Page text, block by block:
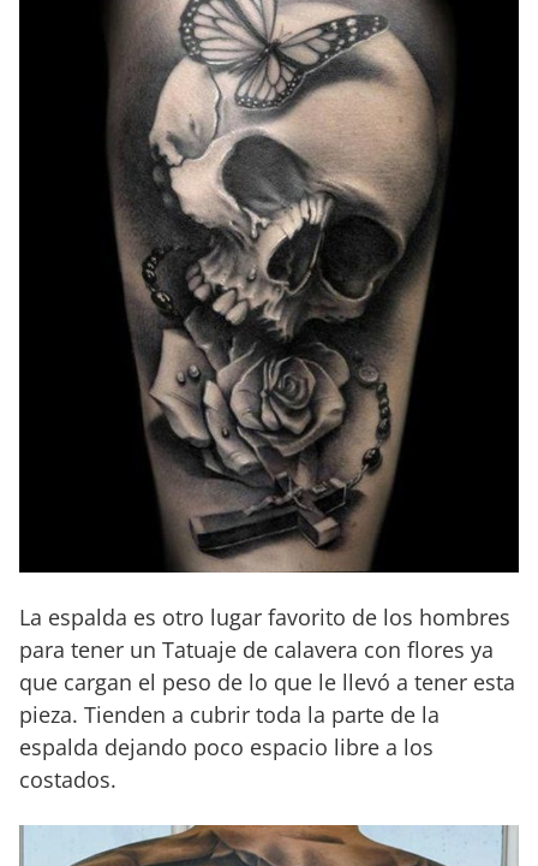
La espalda es otro lugar favorito de los hombres
para tener un Tatuaje de calavera con flores ya
que cargan el peso de lo que le llevó a tener esta
pieza. Tienden a cubrir toda la parte de la
espalda dejando poco espacio libre a los
costados.